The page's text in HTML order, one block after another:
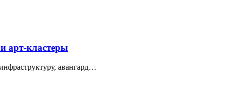
арт-кластеры
авангард…